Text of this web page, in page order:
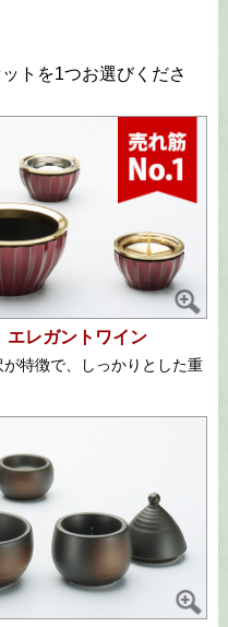
トを1つお選びくださ
エレガントワイン
特徴で、しっかりとした重